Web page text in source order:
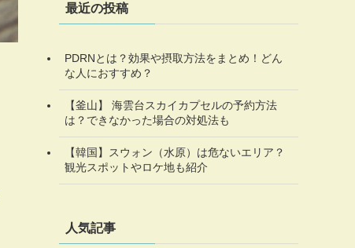
最近の投稿
PDRNとは？効果や摂取方法をまとめ！どん
な人におすすめ？
【釜山】 海雲台スカイカプセルの予約方法
は？できなかった場合の対処法も
【韓国】スウォン（水原）は危ないエリア？
観光スポットやロケ地も紹介
人気記事